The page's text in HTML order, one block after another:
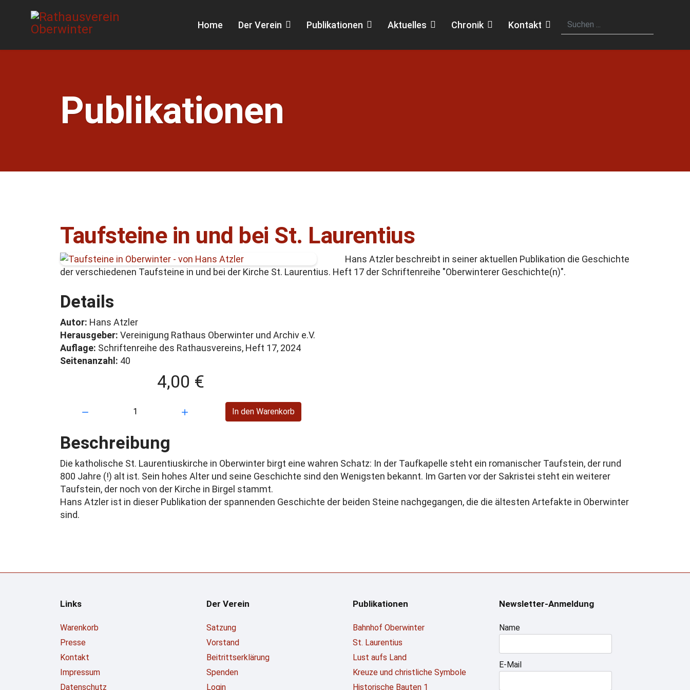
Home Der Verein Publikationen Aktuelles Chronik Kontakt
Publikationen
Taufsteine in und bei St. Laurentius
Hans Atzler beschreibt in seiner aktuellen Publikation die Geschichte
der verschiedenen Taufsteine in und bei der Kirche St. Laurentius. Heft 17 der Schriftenreihe "Oberwinterer Geschichte(n)".
Details
Autor: Hans Atzler
Herausgeber: Vereinigung Rathaus Oberwinter und Archiv e.V.
Auflage: Schriftenreihe des Rathausvereins, Heft 17, 2024
Seitenanzahl: 40
4,00 €
In den Warenkorb
Beschreibung
Die katholische St. Laurentiuskirche in Oberwinter birgt eine wahren Schatz: In der Taufkapelle steht ein romanischer Taufstein, der rund
800 Jahre (!) alt ist. Sein hohes Alter und seine Geschichte sind den Wenigsten bekannt. Im Garten vor der Sakristei steht ein weiterer
Taufstein, der noch von der Kirche in Birgel stammt.
Hans Atzler ist in dieser Publikation der spannenden Geschichte der beiden Steine nachgegangen, die die ältesten Artefakte in Oberwinter
sind.
Links
Warenkorb
Presse
Kontakt
Impressum
Datenschutz
Der Verein
Satzung
Vorstand
Beitrittserklärung
Spenden
Login
Publikationen
Bahnhof Oberwinter
St. Laurentius
Lust aufs Land
Kreuze und christliche Symbole
Historische Bauten 1
Newsletter-Anmeldung
Name
E-Mail